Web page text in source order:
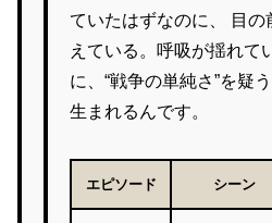
ていたはずなのに、 目の
えている。呼吸が揺れて
に、“戦争の単純さ”を疑
生まれるんです。
エピソード シーン